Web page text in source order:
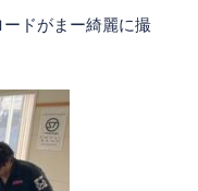
ドがまー綺麗に撮